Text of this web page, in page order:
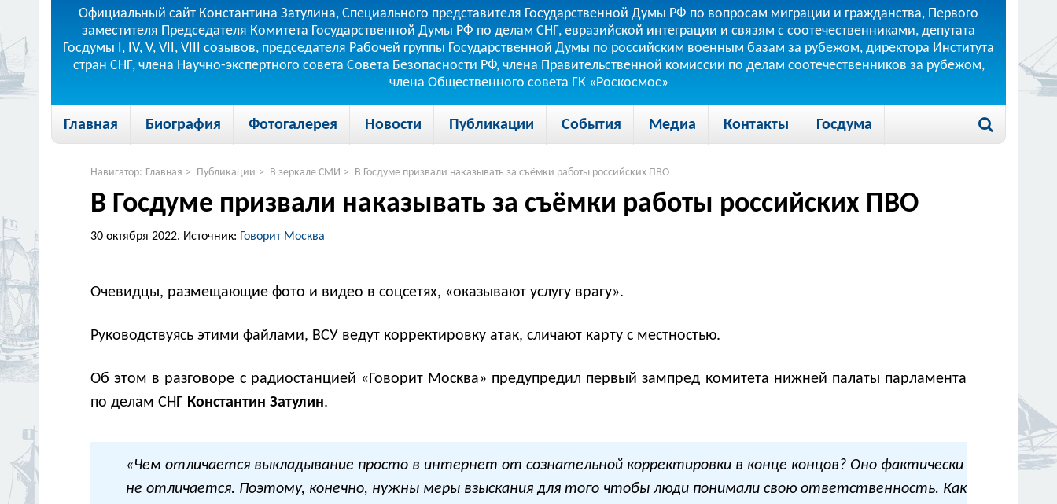
Официальный сайт Константина Затулина, Специального представителя Государственной Думы РФ по вопросам миграции и гражданства, Первого
заместителя Председателя Комитета Государственной Думы РФ по делам СНГ, евразийской интеграции и связям с соотечественниками, депутата
Госдумы I, IV, V, VII, VIII созывов, председателя Рабочей группы Государственной Думы по российским военным базам за рубежом, директора Института
стран СНГ, члена Научно-экспертного совета Совета Безопасности РФ, члена Правительственной комиссии по делам соотечественников за рубежом,
члена Общественного совета ГК «Роскосмос»
Главная Биография Фотогалерея Новости Публикации События Медиа Контакты Госдума
Навигатор: Главная > Публикации > В зеркале СМИ > В Госдуме призвали наказывать за съёмки работы российских ПВО
В Госдуме призвали наказывать за съёмки работы российских ПВО
30 октября 2022. Источник: Говорит Москва
Очевидцы, размещающие фото и видео в соцсетях, «оказывают услугу врагу».
Руководствуясь этими файлами, ВСУ ведут корректировку атак, сличают карту с местностью.
Об этом в разговоре с радиостанцией «Говорит Москва» предупредил первый зампред комитета нижней палаты парламента
по делам СНГ Константин Затулин.
«Чем отличается выкладывание просто в интернет от сознательной корректировки в конце концов? Оно фактически
не отличается. Поэтому, конечно, нужны меры взыскания для того чтобы люди понимали свою ответственность. Как